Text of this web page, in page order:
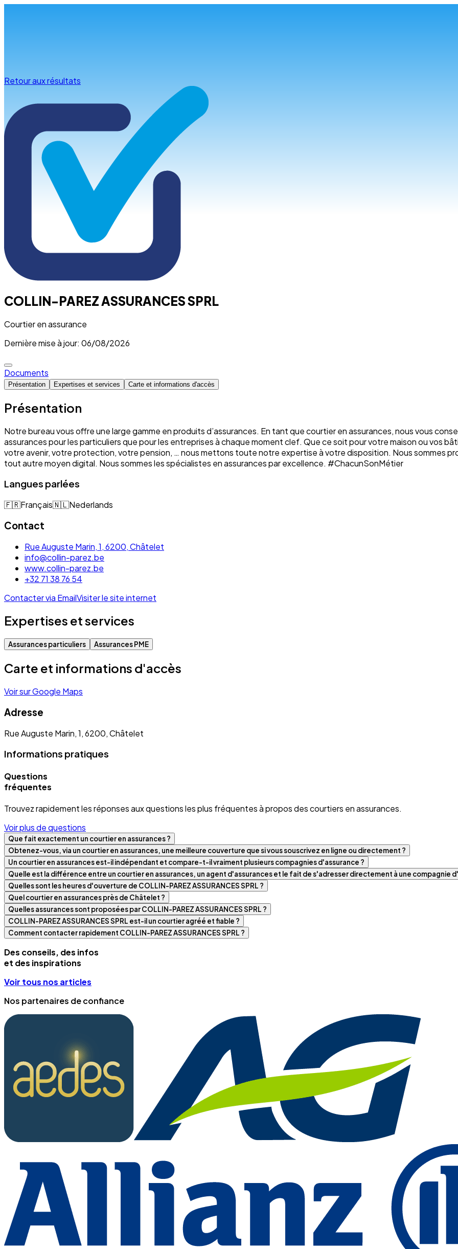
Retour aux résultats
COLLIN-PAREZ ASSURANCES SPRL
Courtier en assurance
Dernière mise à jour: 06/08/2026
Documents
Présentation Expertises et services Carte et informations d'accès
Présentation
Notre bureau vous offre une large gamme en produits d’assurances. En tant que courtier en assurances, nous vous
assurances pour les particuliers que pour les entreprises à chaque moment clef. Que ce soit pour votre maison ou vos
votre avenir, votre protection, votre pension, … nous mettons toute notre expertise à votre disposition. Nous sommes
tout autre moyen digital. Nous sommes les spécialistes en assurances par excellence. #ChacunSonMétier
Langues parlées
🇫🇷Français🇳🇱Nederlands
Contact
Rue Auguste Marin, 1, 6200, Châtelet
info@collin-parez.be
www.collin-parez.be
+32 71 38 76 54
Contacter via EmailVisiter le site internet
Expertises et services
Assurances particuliers Assurances PME
Carte et informations d'accès
Voir sur Google Maps
Adresse
Rue Auguste Marin, 1, 6200, Châtelet
Informations pratiques
Questions
fréquentes
Trouvez rapidement les réponses aux questions les plus fréquentes à propos des courtiers en assurances.
Voir plus de questions
Que fait exactement un courtier en assurances ?
Obtenez-vous, via un courtier en assurances, une meilleure couverture que si vous souscrivez en ligne ou directement ?
Un courtier en assurances est-il indépendant et compare-t-il vraiment plusieurs compagnies d'assurance ?
Quelle est la différence entre un courtier en assurances, un agent d'assurances et le fait de s'adresser directement à une compagnie
Quelles sont les heures d'ouverture de COLLIN-PAREZ ASSURANCES SPRL ?
Quel courtier en assurances près de Châtelet ?
Quelles assurances sont proposées par COLLIN-PAREZ ASSURANCES SPRL ?
COLLIN-PAREZ ASSURANCES SPRL est-il un courtier agréé et fiable ?
Comment contacter rapidement COLLIN-PAREZ ASSURANCES SPRL ?
Des conseils, des infos
et des inspirations
Voir tous nos articles
Nos partenaires de confiance